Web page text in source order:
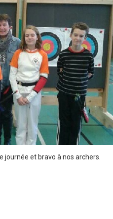
journée et bravo à nos archers.